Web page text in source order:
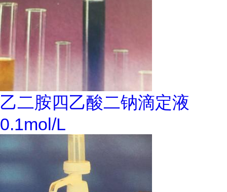
乙二胺四乙酸二钠滴定液
0.1mol/L